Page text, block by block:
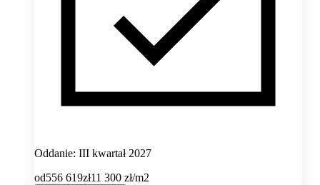
Oddanie: III kwartał 2027
od556 619zł11 300 zł/m2